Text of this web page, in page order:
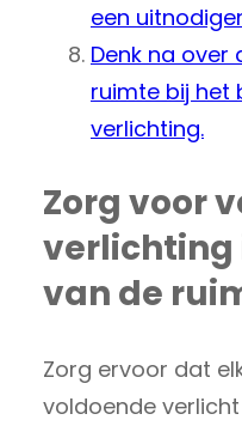
een
Denk na over
ruimte bij het
verlichting.
Zorg voor
verlichting
van de
Zorg ervoor dat
voldoende